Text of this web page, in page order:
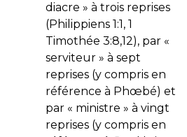
diacre » à trois reprises
(Philippiens 1:1, 1
Timothée 3:8,12), par «
serviteur » à sept
reprises (y compris en
référence à Phœbé) et
par « ministre » à vingt
reprises (y compris en